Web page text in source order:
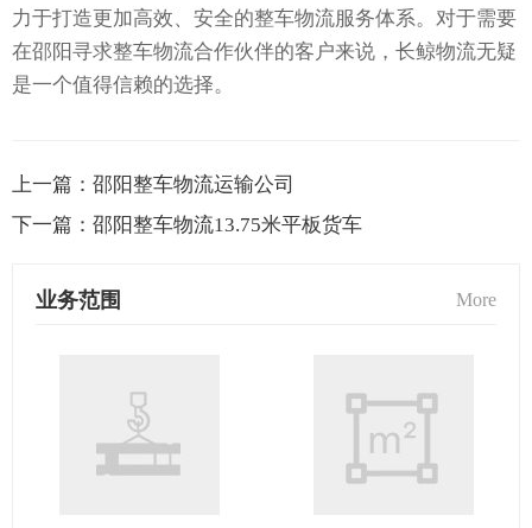
力于打造更加高效、安全的整车物流服务体系。对于需要
在邵阳寻求整车物流合作伙伴的客户来说，长鲸物流无疑
是一个值得信赖的选择。
上一篇： 邵阳整车物流运输公司
下一篇： 邵阳整车物流13.75米平板货车
业务范围 More